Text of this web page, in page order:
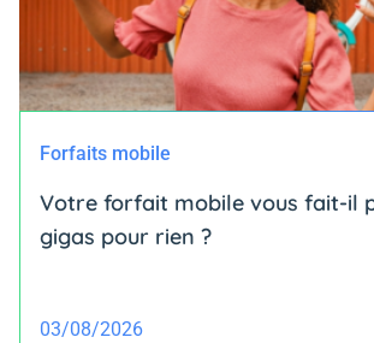
Forfaits mobile
Votre forfait mobile vous fait-il
gigas pour rien ?
03/08/2026